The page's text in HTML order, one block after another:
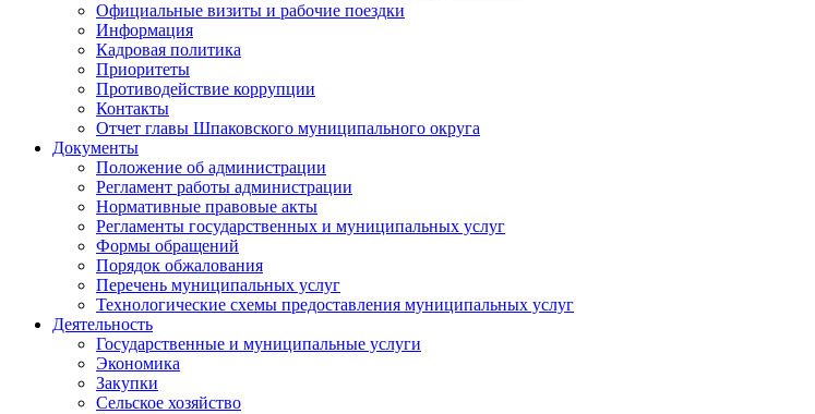
Официальные визиты и рабочие поездки
Информация
Кадровая политика
Приоритеты
Противодействие коррупции
Контакты
Отчет главы Шпаковского муниципального округа
Документы
Положение об администрации
Регламент работы администрации
Нормативные правовые акты
Регламенты государственных и муниципальных услуг
Формы обращений
Порядок обжалования
Перечень муниципальных услуг
Технологические схемы предоставления муниципальных услуг
Деятельность
Государственные и муниципальные услуги
Экономика
Закупки
Сельское хозяйство